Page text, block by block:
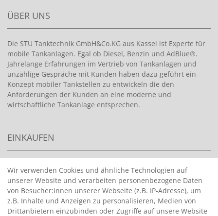
ÜBER UNS
Die STU Tanktechnik GmbH&Co.KG aus Kassel ist Experte für
mobile Tankanlagen. Egal ob Diesel, Benzin und AdBlue®.
Jahrelange Erfahrungen im Vertrieb von Tankanlagen und
unzählige Gespräche mit Kunden haben dazu geführt ein
Konzept mobiler Tankstellen zu entwickeln die den
Anforderungen der Kunden an eine moderne und
wirtschaftliche Tankanlage entsprechen.
EINKAUFEN
HANDPUMPEN FÜR BENZIN
>
HANDPUMPEN FÜR ÖLE
>
TANKANLAGEN
>
ADBLUE® BETANKUNG
Wir verwenden Cookies und ähnliche Technologien auf
unserer Website und verarbeiten personenbezogene Daten
von Besucher:innen unserer Webseite (z.B. IP-Adresse), um
z.B. Inhalte und Anzeigen zu personalisieren, Medien von
Drittanbietern einzubinden oder Zugriffe auf unsere Website